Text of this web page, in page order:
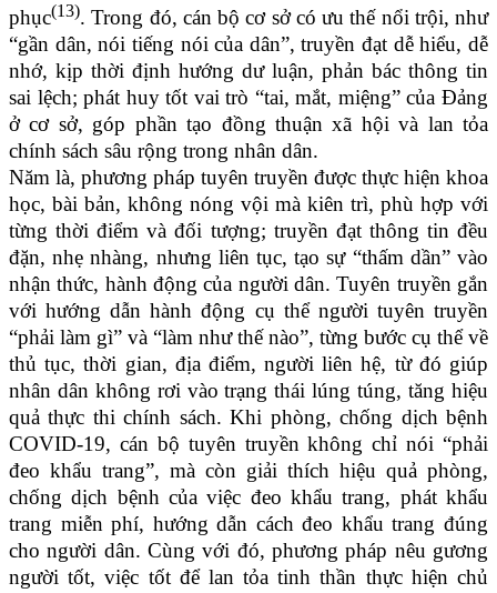
phục(13). Trong đó, cán bộ cơ sở có ưu thế nổi trội, như
“gần dân, nói tiếng nói của dân”, truyền đạt dễ hiểu, dễ
nhớ, kịp thời định hướng dư luận, phản bác thông tin
sai lệch; phát huy tốt vai trò “tai, mắt, miệng” của Đảng
ở cơ sở, góp phần tạo đồng thuận xã hội và lan tỏa
chính sách sâu rộng trong nhân dân.
Năm là, phương pháp tuyên truyền được thực hiện khoa
học, bài bản, không nóng vội mà kiên trì, phù hợp với
từng thời điểm và đối tượng; truyền đạt thông tin đều
đặn, nhẹ nhàng, nhưng liên tục, tạo sự “thấm dần” vào
nhận thức, hành động của người dân. Tuyên truyền gắn
với hướng dẫn hành động cụ thể người tuyên truyền
“phải làm gì” và “làm như thế nào”, từng bước cụ thể về
thủ tục, thời gian, địa điểm, người liên hệ, từ đó giúp
nhân dân không rơi vào trạng thái lúng túng, tăng hiệu
quả thực thi chính sách. Khi phòng, chống dịch bệnh
COVID-19, cán bộ tuyên truyền không chỉ nói “phải
đeo khẩu trang”, mà còn giải thích hiệu quả phòng,
chống dịch bệnh của việc đeo khẩu trang, phát khẩu
trang miễn phí, hướng dẫn cách đeo khẩu trang đúng
cho người dân. Cùng với đó, phương pháp nêu gương
người tốt, việc tốt để lan tỏa tinh thần thực hiện chủ